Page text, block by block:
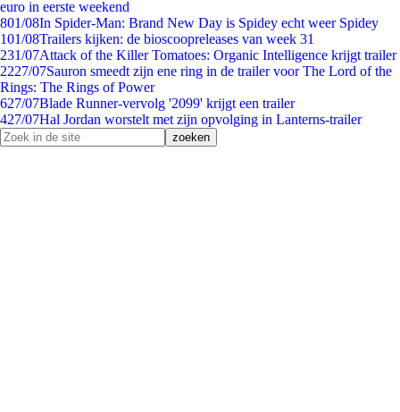
euro in eerste weekend
801/08In Spider-Man: Brand New Day is Spidey echt weer Spidey
101/08Trailers kijken: de bioscoopreleases van week 31
231/07Attack of the Killer Tomatoes: Organic Intelligence krijgt trailer
2227/07Sauron smeedt zijn ene ring in de trailer voor The Lord of the
Rings: The Rings of Power
627/07Blade Runner-vervolg '2099' krijgt een trailer
427/07Hal Jordan worstelt met zijn opvolging in Lanterns-trailer